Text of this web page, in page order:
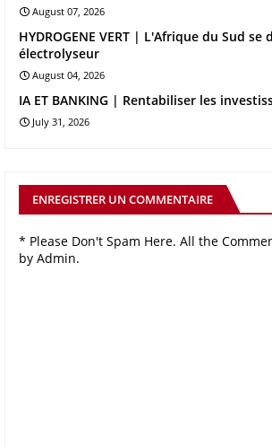
August 07, 2026
HYDROGENE VERT | L'Afrique du Sud se
électrolyseur
August 04, 2026
IA ET BANKING | Rentabiliser les
July 31, 2026
ENREGISTRER UN COMMENTAIRE
* Please Don't Spam Here. All the
by Admin.